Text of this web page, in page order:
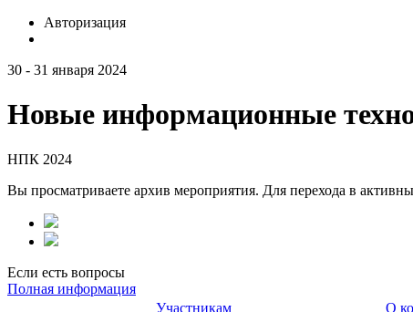
Авторизация
30 - 31 января 2024
Новые информационные
НПК 2024
Вы просматриваете архив мероприятия. Для перехода в
Если есть вопросы
Полная информация
Участникам
О